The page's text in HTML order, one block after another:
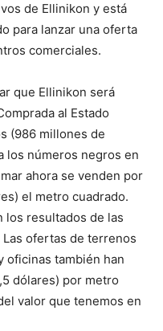
de Ellinikon y está
para lanzar una oferta
comerciales.
que Ellinikon será
al Estado
(986 millones de
los números negros en
ahora se venden por
el metro cuadrado.
los resultados de las
ofertas de terrenos
oficinas también han
dólares) por metro
valor que tenemos en